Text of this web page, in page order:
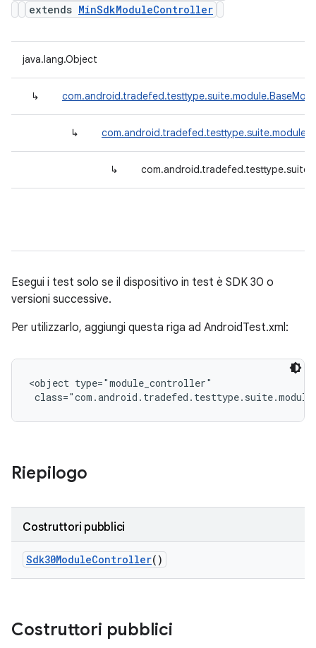
extends MinSdkModuleController
java.lang.Object
↳
↳
↳
Esegui i test solo se il dispositivo in test è SDK 30 o
versioni successive.
Per utilizzarlo, aggiungi questa riga ad AndroidTest.xml:
<object type="module_controller"
Riepilogo
Costruttori pubblici
Sdk30ModuleController()
Costruttori pubblici